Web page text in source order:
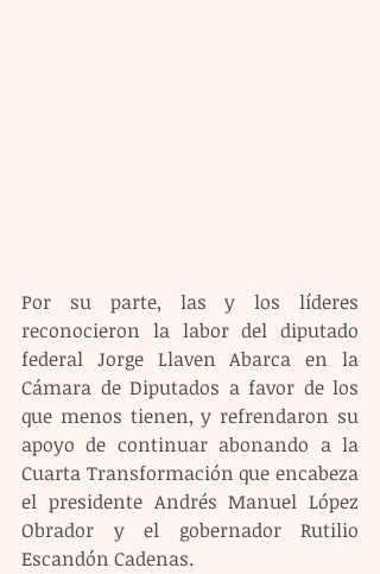
Por su parte, las y los líderes
reconocieron la labor del diputado
federal Jorge Llaven Abarca en la
Cámara de Diputados a favor de los
que menos tienen, y refrendaron su
apoyo de continuar abonando a la
Cuarta Transformación que encabeza
el presidente Andrés Manuel López
Obrador y el gobernador Rutilio
Escandón Cadenas.